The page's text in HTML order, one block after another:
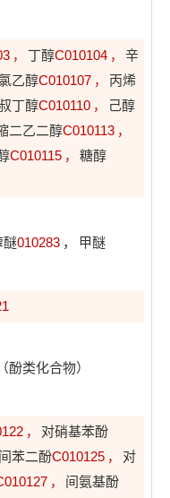
， 丁醇C010104 ，
辛
乙醇C010107 ，
丙烯
丁醇C010110 ，
己醇
二乙二醇C010113 ，
C010115 ，
糖醇
醚010283 ，
甲醚
酚类化合物）
，
对硝基苯酚
间苯二酚C010125 ，
对
，
间氨基酚